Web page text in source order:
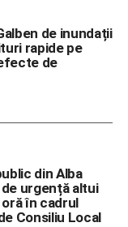
de inundații
rapide pe
de
din Alba
urgență altui
în cadrul
Consiliu Local